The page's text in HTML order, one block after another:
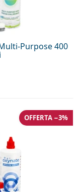
Purpose 400
OFFERTA −3%